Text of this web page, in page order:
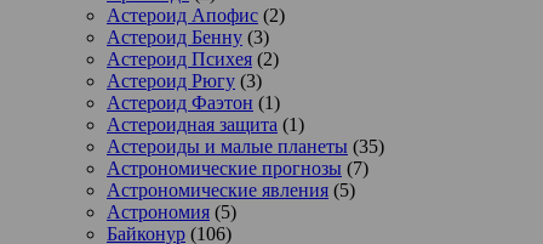
Астероид Апофис (2)
Астероид Бенну (3)
Астероид Психея (2)
Астероид Рюгу (3)
Астероид Фаэтон (1)
Астероидная защита (1)
Астероиды и малые планеты (35)
Астрономические прогнозы (7)
Астрономические явления (5)
Астрономия (5)
Байконур (106)